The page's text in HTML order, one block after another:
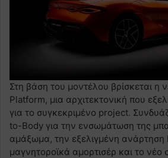
Στη βάση του μοντέλου βρίσκεται η
Platform, μια αρχιτεκτονική που
για το συγκεκριμένο project.
to-Body για την ενσωμάτωση της
αμάξωμα, την εξελιγμένη ανάρτηση
μαγνητοροϊκά αμορτισέρ και το νέο